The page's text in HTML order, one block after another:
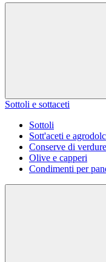
Sottoli e sottaceti
Sottoli
Sott'aceti e
Conserve di
Olive e capperi
Condimenti per